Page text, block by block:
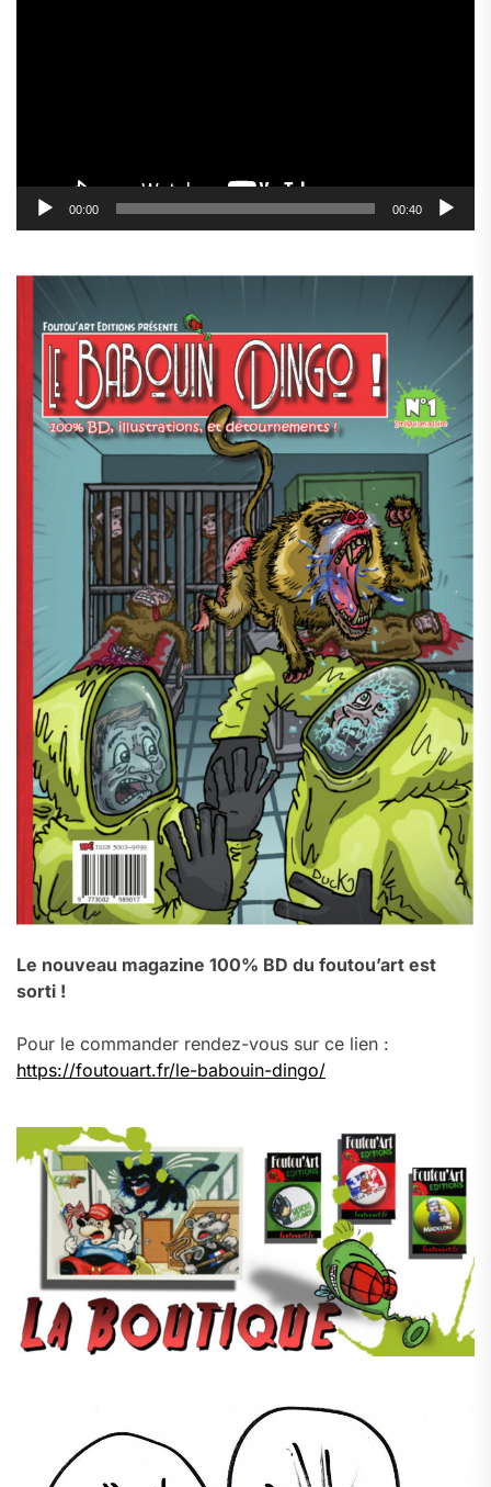
00:00 00:40
Le nouveau magazine 100% BD du foutou’art est
sorti !
Pour le commander rendez-vous sur ce lien :
https://foutouart.fr/le-babouin-dingo/